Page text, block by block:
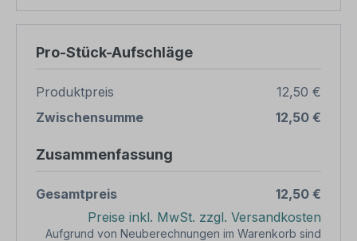
Pro-Stück-Aufschläge
Produktpreis
12,50 €
Zwischensumme
12,50 €
Zusammenfassung
Gesamtpreis
12,50 €
Preise inkl. MwSt. zzgl. Versandkosten
Aufgrund von Neuberechnungen im Warenkorb sind